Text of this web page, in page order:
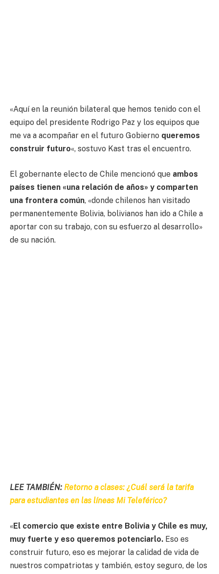
«Aquí en la reunión bilateral que hemos tenido con el
equipo del presidente Rodrigo Paz y los equipos que
me va a acompañar en el futuro Gobierno queremos
construir futuro«, sostuvo Kast tras el encuentro.
El gobernante electo de Chile mencionó que ambos
países tienen «una relación de años» y comparten
una frontera común, «donde chilenos han visitado
permanentemente Bolivia, bolivianos han ido a Chile a
aportar con su trabajo, con su esfuerzo al desarrollo»
de su nación.
LEE TAMBIÉN: Retorno a clases: ¿Cuál será la tarifa
para estudiantes en las líneas Mi Teleférico?
«El comercio que existe entre Bolivia y Chile es muy,
muy fuerte y eso queremos potenciarlo. Eso es
construir futuro, eso es mejorar la calidad de vida de
nuestros compatriotas y también, estoy seguro, de los